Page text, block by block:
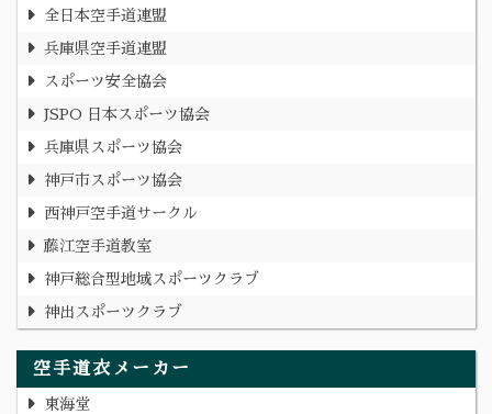
全日本空手道連盟
兵庫県空手道連盟
スポーツ安全協会
JSPO 日本スポーツ協会
兵庫県スポーツ協会
神戸市スポーツ協会
西神戸空手道サークル
藤江空手道教室
神戸総合型地域スポーツクラブ
神出スポーツクラブ
空手道衣メーカー
東海堂